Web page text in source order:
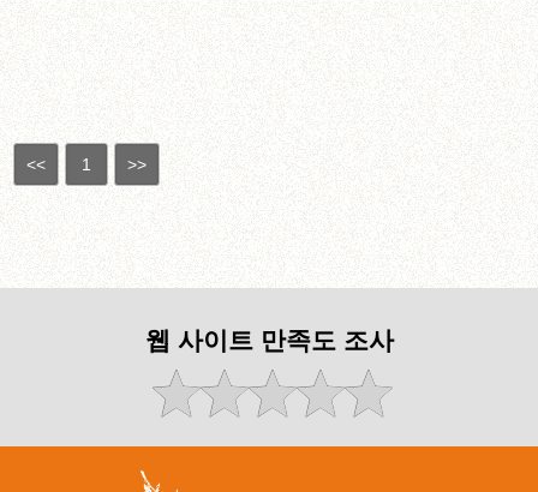
<< 1 >>
웹 사이트 만족도 조사